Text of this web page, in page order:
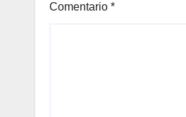
Comentario *